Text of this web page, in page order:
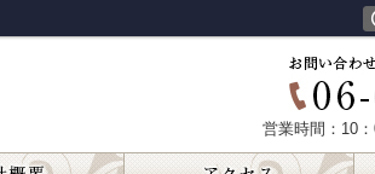
営業時間：10